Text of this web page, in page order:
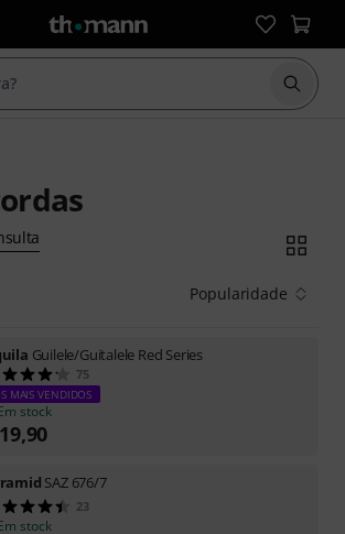
Iniciar
Popularidade
Guilele/Guitalele Red Series
75
MAIS VENDIDOS
stock
19,90
SAZ 676/7
23
stock